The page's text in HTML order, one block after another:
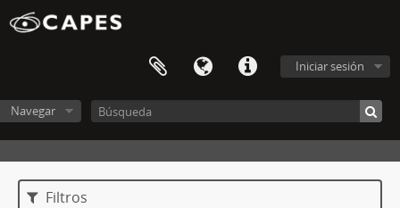
Iniciar sesión
Navegar
Filtros